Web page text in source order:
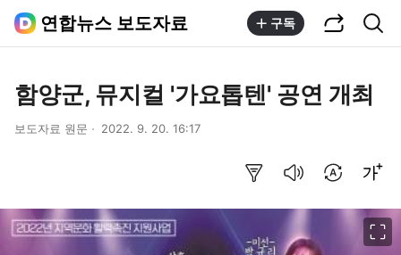
연합뉴스 보도자료 구독
함양군, 뮤지컬 '가요톱텐' 공연 개최
보도자료 원문 2022. 9. 20. 16:17